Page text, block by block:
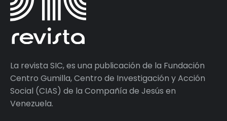
La revista SIC, es una publicación de la Fundación
Centro Gumilla, Centro de Investigación y Acción
Social (CIAS) de la Compañía de Jesús en
Venezuela.